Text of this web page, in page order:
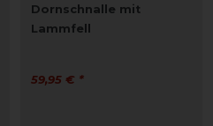
Dornschnalle mit
Lammfell
59,95 € *